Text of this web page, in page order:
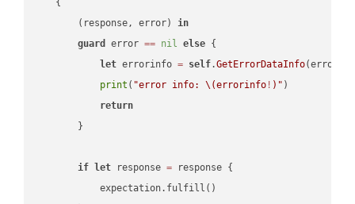
    {
        (response, error)
in
guard
error == nil else {
let errorinfo = self.GetErrorDataInfo(error:
print ( "error info: \(errorinfo ! ) " )
return
        }
if let response = response {
            expectation.fulfill()